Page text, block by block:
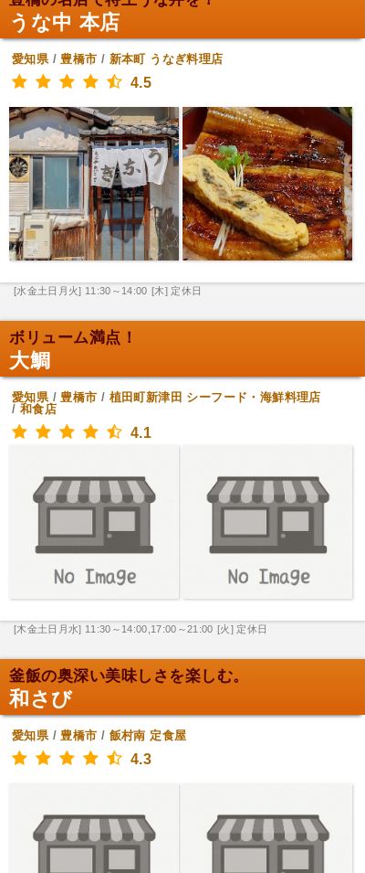
うな中 本店
愛知県/豊橋市 / 新本町 うなぎ料理店
4.5
[水金土日月火] 11:30～14:00 [木] 定休日
ボリューム満点！
大鯛
愛知県/豊橋市 / 植田町新津田 シーフード・海鮮料理店
/ 和食店
4.1
[木金土日月水] 11:30～14:00,17:00～21:00 [火] 定休日
釜飯の奥深い美味しさを楽しむ。
和さび
愛知県/豊橋市 / 飯村南 定食屋
4.3